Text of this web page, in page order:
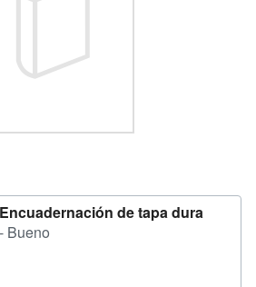
CERRAR
Encuadernación de tapa dura
Bueno